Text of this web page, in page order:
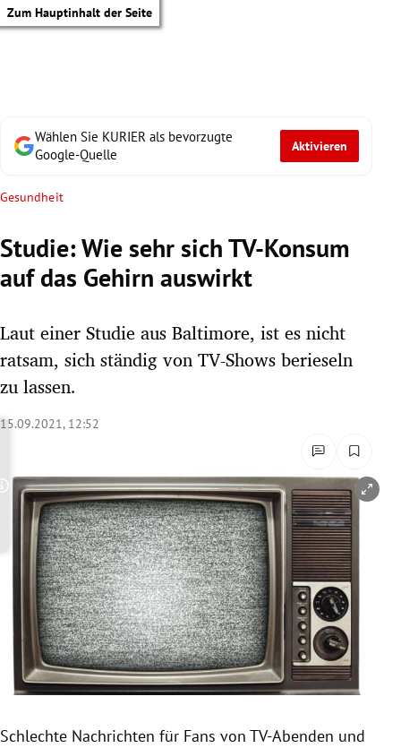
Zum Hauptinhalt der Seite
Untermenü
Untermenü
Untermenü
Untermenü
Untermenü
Untermenü
Untermenü
Wählen Sie KURIER als bevorzugte
Google-Quelle
Aktivieren
Gesundheit
Studie: Wie sehr sich TV-Konsum
auf das Gehirn auswirkt
Laut einer Studie aus Baltimore, ist es nicht
ratsam, sich ständig von TV-Shows berieseln
zu lassen.
15.09.2021, 12:52
Copyright-Hinweis öffnen/schließen
Schlechte Nachrichten für Fans von TV-Abenden und